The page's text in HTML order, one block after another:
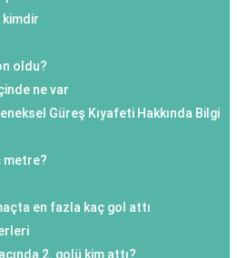
oldu?
ne var
Güreş Kıyafeti Hakkında Bilgi
metre?
en fazla kaç gol attı
2. golü kim attı?